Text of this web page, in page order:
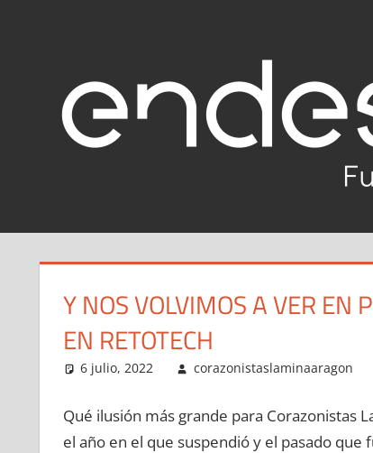
Fundación
Endesa
2020-
Y NOS VOLVIMOS A VER EN
EN RETOTECH
6 julio, 2022 corazonistaslaminaaragon
Qué ilusión más grande para Corazonistas
el año en el que suspendió y el pasado